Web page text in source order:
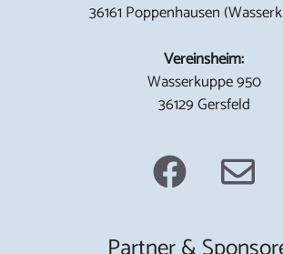
36161 Poppenhausen
Vereinsheim:
Wasserkuppe 950
36129 Gersfeld